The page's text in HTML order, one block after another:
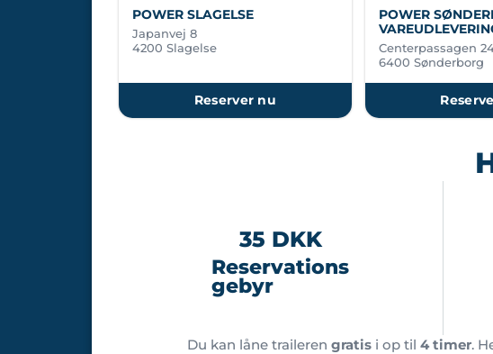
POWER SLAGELSE
Japanvej 8
4200 Slagelse
Reserver nu
POWER
Centerpassagen
6400 Sønderborg
35 DKK
Reservations
gebyr
Du kan låne traileren gratisi op til 4 timer.